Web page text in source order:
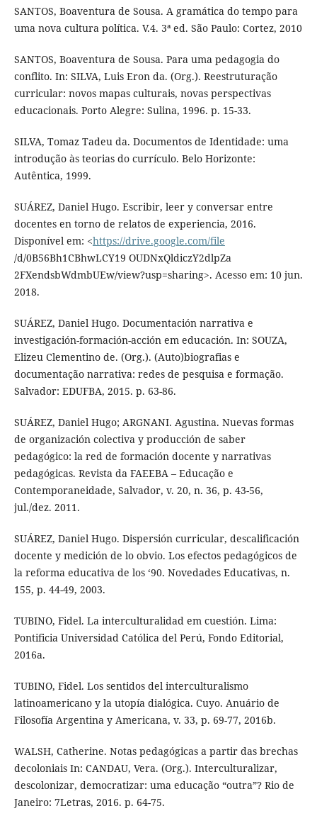
SANTOS, Boaventura de Sousa. A gramática do tempo para
uma nova cultura política. V.4. 3ª ed. São Paulo: Cortez, 2010
SANTOS, Boaventura de Sousa. Para uma pedagogia do
conflito. In: SILVA, Luis Eron da. (Org.). Reestruturação
curricular: novos mapas culturais, novas perspectivas
educacionais. Porto Alegre: Sulina, 1996. p. 15-33.
SILVA, Tomaz Tadeu da. Documentos de Identidade: uma
introdução às teorias do currículo. Belo Horizonte:
Autêntica, 1999.
SUÁREZ, Daniel Hugo. Escribir, leer y conversar entre
docentes en torno de relatos de experiencia, 2016.
Disponível em: <https://drive.google.com/file
/d/0B56Bh1CBhwLCY19 OUDNxQldiczY2dlpZa
2FXendsbWdmbUEw/view?usp=sharing>. Acesso em: 10 jun.
2018.
SUÁREZ, Daniel Hugo. Documentación narrativa e
investigación-formación-acción em educación. In: SOUZA,
Elizeu Clementino de. (Org.). (Auto)biografias e
documentação narrativa: redes de pesquisa e formação.
Salvador: EDUFBA, 2015. p. 63-86.
SUÁREZ, Daniel Hugo; ARGNANI. Agustina. Nuevas formas
de organización colectiva y producción de saber
pedagógico: la red de formación docente y narrativas
pedagógicas. Revista da FAEEBA – Educação e
Contemporaneidade, Salvador, v. 20, n. 36, p. 43-56,
jul./dez. 2011.
SUÁREZ, Daniel Hugo. Dispersión curricular, descalificación
docente y medición de lo obvio. Los efectos pedagógicos de
la reforma educativa de los ‘90. Novedades Educativas, n.
155, p. 44-49, 2003.
TUBINO, Fidel. La interculturalidad em cuestión. Lima:
Pontificia Universidad Católica del Perú, Fondo Editorial,
2016a.
TUBINO, Fidel. Los sentidos del interculturalismo
latinoamericano y la utopía dialógica. Cuyo. Anuário de
Filosofía Argentina y Americana, v. 33, p. 69-77, 2016b.
WALSH, Catherine. Notas pedagógicas a partir das brechas
decoloniais In: CANDAU, Vera. (Org.). Interculturalizar,
descolonizar, democratizar: uma educação “outra”? Rio de
Janeiro: 7Letras, 2016. p. 64-75.